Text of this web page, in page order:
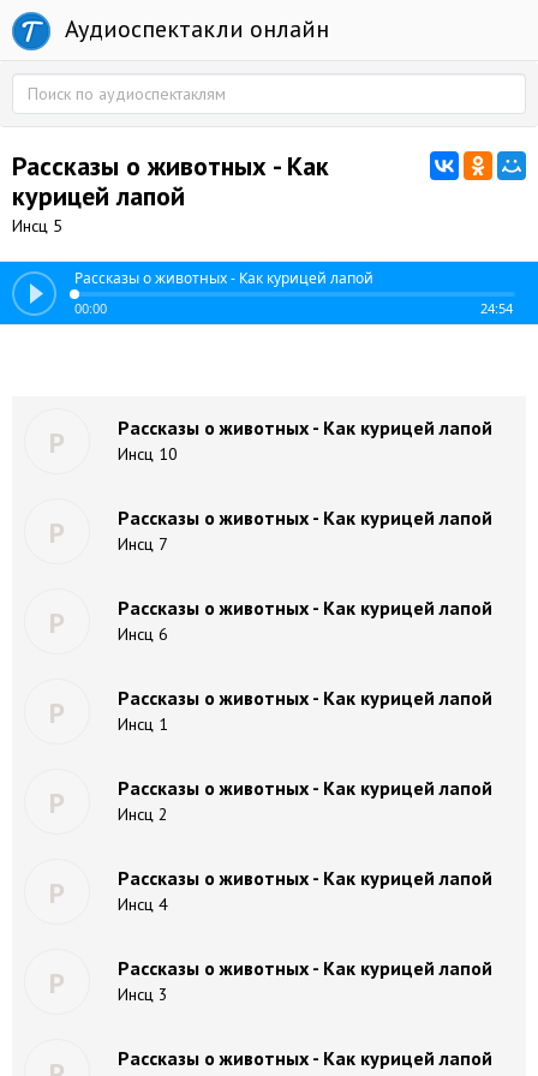
Аудиоспектакли онлайн
Рассказы о животных - Как
курицей лапой
Инсц 5
Рассказы о животных - Как курицей лапой
00:00 24:54
Р Рассказы о животных - Как курицей лапой
Инсц 10
Р Рассказы о животных - Как курицей лапой
Инсц 7
Р Рассказы о животных - Как курицей лапой
Инсц 6
Р Рассказы о животных - Как курицей лапой
Инсц 1
Р Рассказы о животных - Как курицей лапой
Инсц 2
Р Рассказы о животных - Как курицей лапой
Инсц 4
Р Рассказы о животных - Как курицей лапой
Инсц 3
Рассказы о животных - Как курицей лапой